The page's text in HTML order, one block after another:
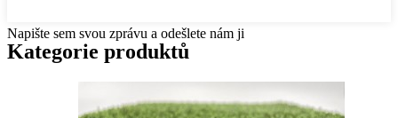
Napište sem svou zprávu a odešlete nám ji
Kategorie produktů